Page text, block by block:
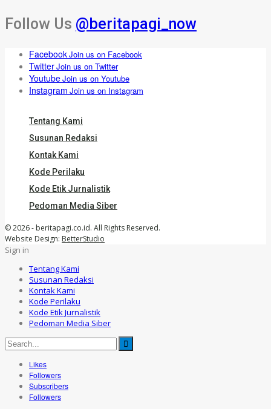
Follow Us @beritapagi_now
FacebookJoin us on Facebook
TwitterJoin us on Twitter
YoutubeJoin us on Youtube
Instagram Join us on Instagram
Tentang Kami
Susunan Redaksi
Kontak Kami
Kode Perilaku
Kode Etik Jurnalistik
Pedoman Media Siber
© 2026 - beritapagi.co.id. All Rights Reserved.
Website Design: BetterStudio
Sign in
Tentang Kami
Susunan Redaksi
Kontak Kami
Kode Perilaku
Kode Etik Jurnalistik
Pedoman Media Siber
Likes
Followers
Subscribers
Followers